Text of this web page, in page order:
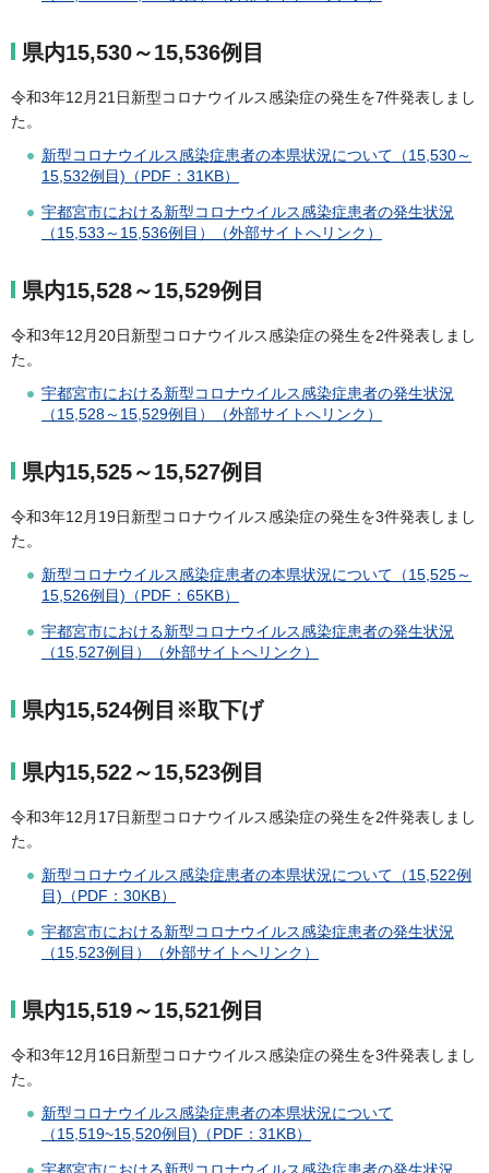
県内15,530～15,536例目
令和3年12月21日新型コロナウイルス感染症の発生を7件発表しまし
た。
新型コロナウイルス感染症患者の本県状況について（15,530～
15,532例目)（PDF：31KB）
宇都宮市における新型コロナウイルス感染症患者の発生状況
（15,533～15,536例目）（外部サイトへリンク）
県内15,528～15,529例目
令和3年12月20日新型コロナウイルス感染症の発生を2件発表しまし
た。
宇都宮市における新型コロナウイルス感染症患者の発生状況
（15,528～15,529例目）（外部サイトへリンク）
県内15,525～15,527例目
令和3年12月19日新型コロナウイルス感染症の発生を3件発表しまし
た。
新型コロナウイルス感染症患者の本県状況について（15,525～
15,526例目)（PDF：65KB）
宇都宮市における新型コロナウイルス感染症患者の発生状況
（15,527例目）（外部サイトへリンク）
県内15,524例目 ※取下げ
県内15,522～15,523例目
令和3年12月17日新型コロナウイルス感染症の発生を2件発表しまし
た。
新型コロナウイルス感染症患者の本県状況について（15,522例
目)（PDF：30KB）
宇都宮市における新型コロナウイルス感染症患者の発生状況
（15,523例目）（外部サイトへリンク）
県内15,519～15,521例目
令和3年12月16日新型コロナウイルス感染症の発生を3件発表しまし
た。
新型コロナウイルス感染症患者の本県状況について
（15,519~15,520例目)（PDF：31KB）